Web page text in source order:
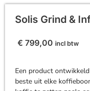
Solis Grind &
€ 799,00 incl btw
Een product
beste uit elke